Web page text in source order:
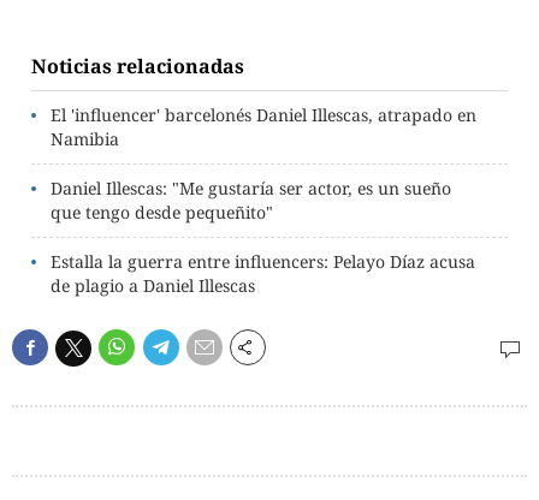
Noticias relacionadas
El 'influencer' barcelonés Daniel Illescas, atrapado en
Namibia
Daniel Illescas: "Me gustaría ser actor, es un sueño
que tengo desde pequeñito"
Estalla la guerra entre influencers: Pelayo Díaz acusa
de plagio a Daniel Illescas